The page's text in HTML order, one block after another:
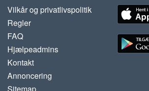
Vilkår og privatlivspolitik
Regler
FAQ
Hjælpeadmins
Kontakt
Annoncering
Sitemap